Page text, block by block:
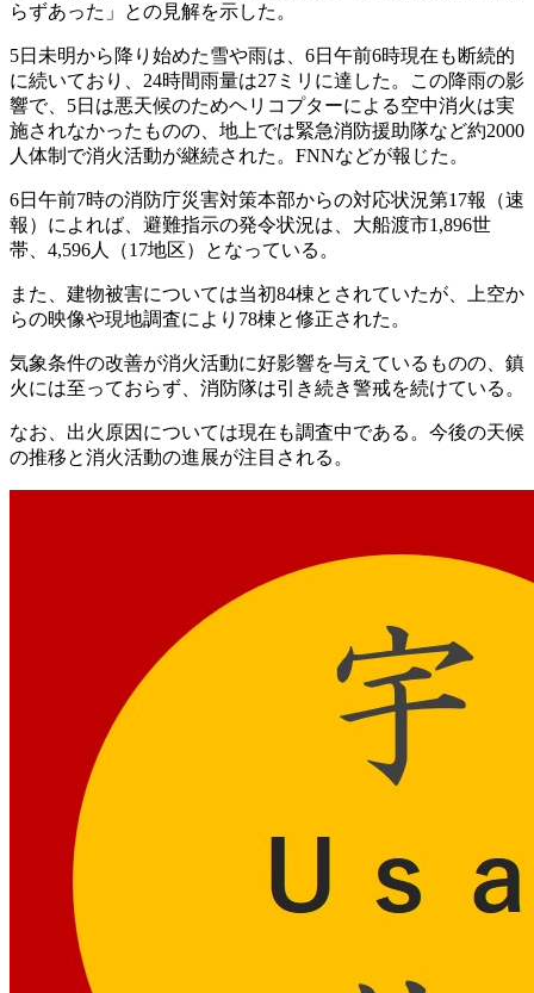
らずあった」との見解を示した。
5日未明から降り始めた雪や雨は、6日午前6時現在も断続的
に続いており、24時間雨量は27ミリに達した。この降雨の影
響で、5日は悪天候のためヘリコプターによる空中消火は実
施されなかったものの、地上では緊急消防援助隊など約2000
人体制で消火活動が継続された。FNNなどが報じた。
6日午前7時の消防庁災害対策本部からの対応状況第17報（速
報）によれば、避難指示の発令状況は、大船渡市1,896世
帯、4,596人（17地区）となっている。
また、建物被害については当初84棟とされていたが、上空か
らの映像や現地調査により78棟と修正された。
気象条件の改善が消火活動に好影響を与えているものの、鎮
火には至っておらず、消防隊は引き続き警戒を続けている。
なお、出火原因については現在も調査中である。今後の天候
の推移と消火活動の進展が注目される。